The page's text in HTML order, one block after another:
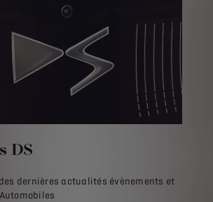
DS
dernières actualités évènements et